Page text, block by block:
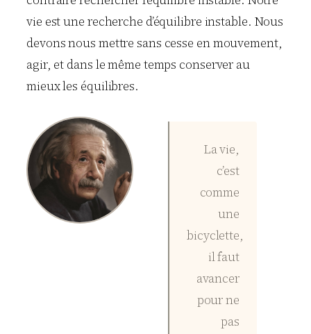
vie est une recherche d’équilibre instable. Nous
devons nous mettre sans cesse en mouvement,
agir, et dans le même temps conserver au
mieux les équilibres.
La vie,
c’est
comme
une
bicyclette,
il faut
avancer
pour ne
pas